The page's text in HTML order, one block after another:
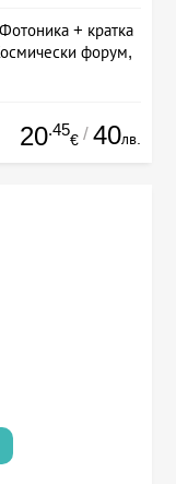
+ кратка
форум,
20.45
€ / 40лв.